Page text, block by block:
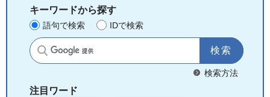
キーワードから探す
語句で検索 IDで検索
サイト内検索
検索方法
注目ワード